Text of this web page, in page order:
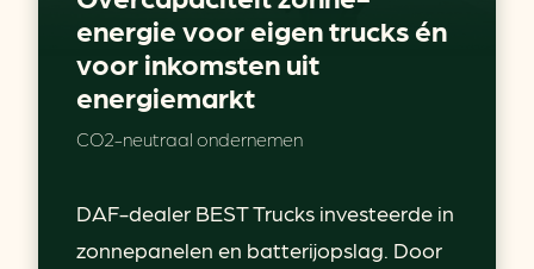
energie voor eigen trucks én
voor inkomsten uit
energiemarkt
CO2-neutraal ondernemen
DAF-dealer BEST Trucks investeerde in
zonnepanelen en batterijopslag. Door